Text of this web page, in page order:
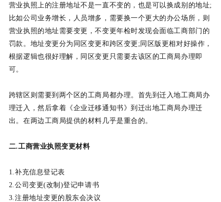
营业执照上的注册地址不是一直不变的，也是可以换成别的地址;
比如公司业务增长，人员增多，需要换一个更大的办公场所，则
营业执照的地址需要变更，不变更年检时发现会面临工商部门的
罚款。地址变更分为同区变更和跨区变更;同区版更相对好操作，
根据逻辑也很好理解，同区变更只需要去该区的工商局办理即
可。
跨辖区则需要到两个区的工商局都办理。首先到迁入地工商局办
理迁入，然后拿着《企业迁移通知书》到迁出地工商局办理迁
出。在两边工商局提供的材料几乎是重合的。
二.工商营业执照变更材料
1.补充信息登记表
2.公司变更(改制)登记申请书
3.注册地址变更的股东会决议